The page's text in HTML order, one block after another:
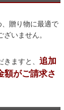
贈り物に最適で
いません。
ますと、 追加
額がご請求さ